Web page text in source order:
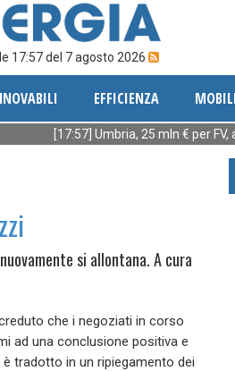
17:57 del 7 agosto 2026
EFFICIENZA
[17:57] Umbria, 25 mln € per FV,
si allontana. A cura
che i negoziati in corso
ad una conclusione positiva e
tradotto in un ripiegamento dei